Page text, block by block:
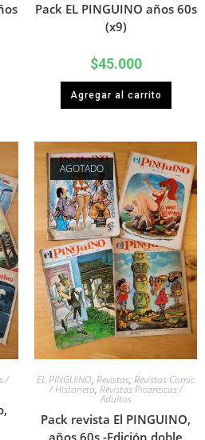
Pack EL PINGUINO años 60s
(x9)
$45.000
Agregar al carrito
/
AGOTADO
EL PINGUINO, Revistas, Revistas Comic
/ Historieta, Revistas Picarescas /
Adultos
Pack revista El PINGUINO,